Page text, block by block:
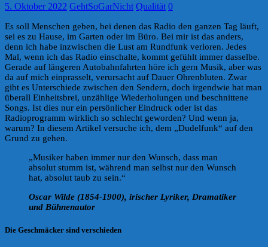
5. Oktober 2022 GehtSoGarNicht Qualität 0
Es soll Menschen geben, bei denen das Radio den ganzen Tag läuft,
sei es zu Hause, im Garten oder im Büro. Bei mir ist das anders,
denn ich habe inzwischen die Lust am Rundfunk verloren. Jedes
Mal, wenn ich das Radio einschalte, kommt gefühlt immer dasselbe.
Gerade auf längeren Autobahnfahrten höre ich gern Musik, aber was
da auf mich einprasselt, verursacht auf Dauer Ohrenbluten. Zwar
gibt es Unterschiede zwischen den Sendern, doch irgendwie hat man
überall Einheitsbrei, unzählige Wiederholungen und beschnittene
Songs. Ist dies nur ein persönlicher Eindruck oder ist das
Radioprogramm wirklich so schlecht geworden? Und wenn ja,
warum? In diesem Artikel versuche ich, dem „Dudelfunk“ auf den
Grund zu gehen.
„Musiker haben immer nur den Wunsch, dass man
absolut stumm ist, während man selbst nur den Wunsch
hat, absolut taub zu sein.“
Oscar Wilde (1854-1900), irischer Lyriker, Dramatiker
und Bühnenautor
Die Geschmäcker sind verschieden